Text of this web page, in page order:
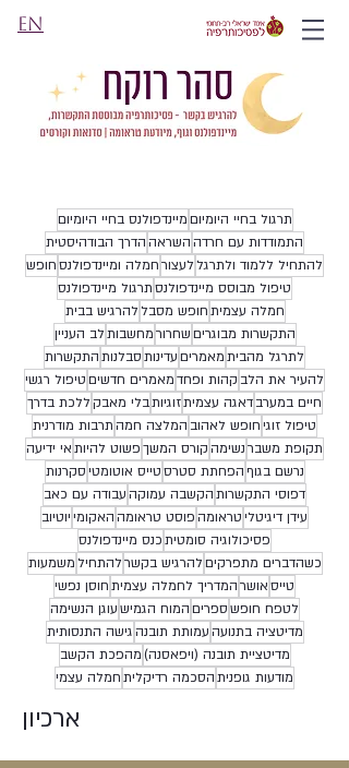
EN
תרגול בחיי היומיוםמיינדפולנס בחיי היומיום
התמודדות עם חרדההשראההדרך הבודהיסטית
להתחיל ללמוד ולתרגללעצורחמלה ומיינדפולנסחופש
טיפול מבוסס מיינדפולנסתרגול מיינדפולנס
חמלה עצמיתחופש מסבללהרגיש בבית
התקשרות מבוגריםשחרורמחשבותלב העניין
לתרגל מהביתמאמריםעדינותסבלנותהתקשרות
להעיר את הלב קהות ופחדמאמרים חדשיםטיפול רגשי
חיים במערבדאגה עצמיתזוגיותבלי מאבקללכת בדרך
טיפול זוגיחופש לאהוב המלצה חמהתרבות מודרנית
תקופת משברנשימהקורס המשךפשוט להיותאי ידיעה
נרשם בגוףהפחתת סטרסטייס אוטומטיסקרנות
דפוסי התקשרותהקשבה עמוקהעבודה עם כאב
עידן דיגיטליטראומהפוסט טראומההאקומייוטיוב
פסיכולוגיה סומטיתכנס מיינדפולנס
כשהדברים מתפרקיםלהרגיש בקשרלהתחילמשמעות
טייסאושרהמדריך לחמלה עצמיתחוסן נפשי
לטפח חופשספריםהמוח הגמישעוגן הנשימה
מדיטציה בתנועהעמותת תובנהגישה התנסותית
מדיטציית תובנה (ויפאסנה)מהפכת הקשב
מודעות גופניתהסכמה רדיקליתחמלה עצמי
ארכיון